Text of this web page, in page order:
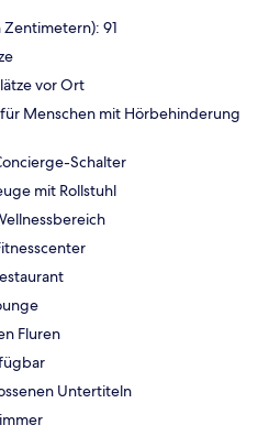
91
vor Ort
Menschen mit Hörbehinderung
Schalter
mit Rollstuhl
Fluren
Untertiteln